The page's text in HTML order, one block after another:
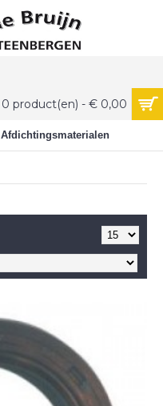
0 product(en) - € 0,00
Afdichtingsmaterialen